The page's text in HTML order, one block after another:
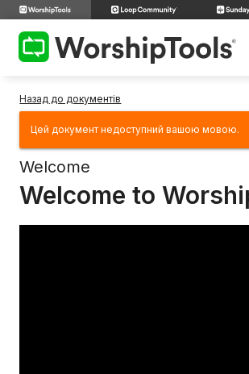
Назад до документів
Цей документ недоступний вашою мовою.
Welcome
Welcome to